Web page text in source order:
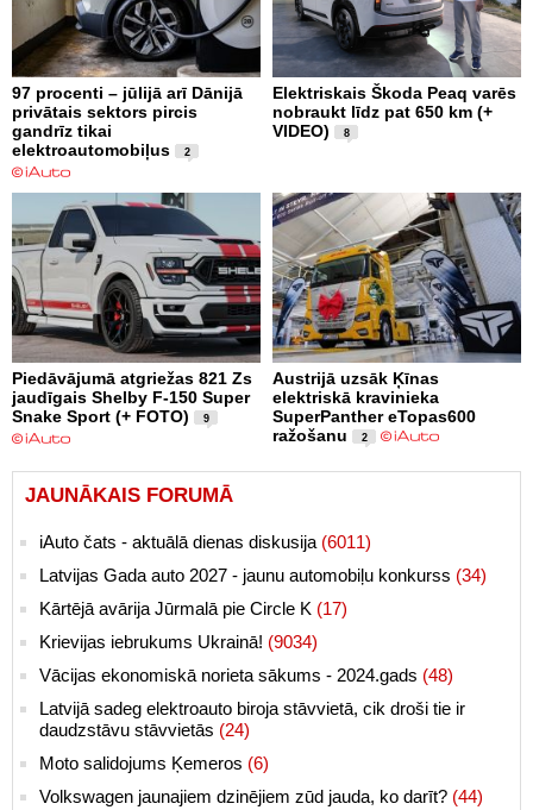
97 procenti – jūlijā arī Dānijā
privātais sektors pircis
gandrīz tikai
elektroautomobiļus
2
Elektriskais Škoda Peaq varēs
nobraukt līdz pat 650 km (+
VIDEO)
8
Piedāvājumā atgriežas 821 Zs
jaudīgais Shelby F-150 Super
Snake Sport (+ FOTO)
9
Austrijā uzsāk Ķīnas
elektriskā kravinieka
SuperPanther eTopas600
ražošanu
2
JAUNĀKAIS FORUMĀ
iAuto čats - aktuālā dienas diskusija (6011)
Latvijas Gada auto 2027 - jaunu automobiļu konkurss (34)
Kārtējā avārija Jūrmalā pie Circle K (17)
Krievijas iebrukums Ukrainā! (9034)
Vācijas ekonomiskā norieta sākums - 2024.gads (48)
Latvijā sadeg elektroauto biroja stāvvietā, cik droši tie ir
daudzstāvu stāvvietās (24)
Moto salidojums Ķemeros (6)
Volkswagen jaunajiem dzinējiem zūd jauda, ko darīt? (44)